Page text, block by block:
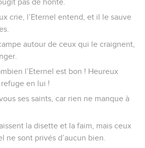
pas de honte.
crie, l’Eternel entend, et il le sauve
autour de ceux qui le craignent,
l’Eternel est bon ! Heureux
en lui !
ses saints, car rien ne manque à
la disette et la faim, mais ceux
ne sont privés d’aucun bien.